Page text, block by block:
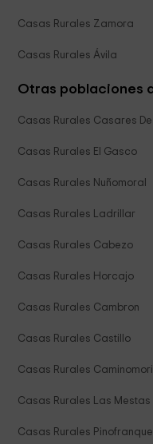
Casas Rurales Zamora
Casas Rurales Ávila
Otras poblaciones
Casas Rurales Casares
Casas Rurales El Gasco
Casas Rurales Nuñomoral
Casas Rurales Ladrillar
Casas Rurales Cabezo
Casas Rurales Horcajo
Casas Rurales Cambron
Casas Rurales Castillo
Casas Rurales
Casas Rurales Las Mestas
Casas Rurales